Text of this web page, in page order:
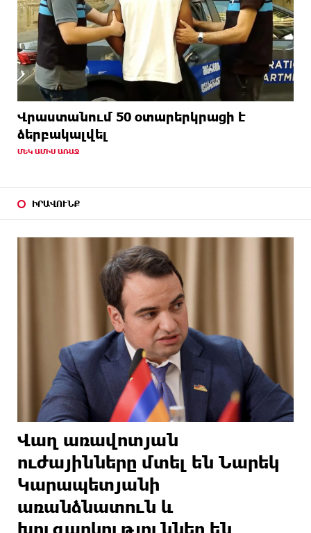
Վրաստանում 50 օտարերկրացի է
ձերբակալվել
ՄԵԿ ԱՄԻՍ ԱՌԱՋ
ԻՐԱՎՈՒՆՔ
Վաղ առավոտյան
ուժայինները մտել են Նարեկ
Կարապետյանի
առանձնատուն և
խուզարկություններ են